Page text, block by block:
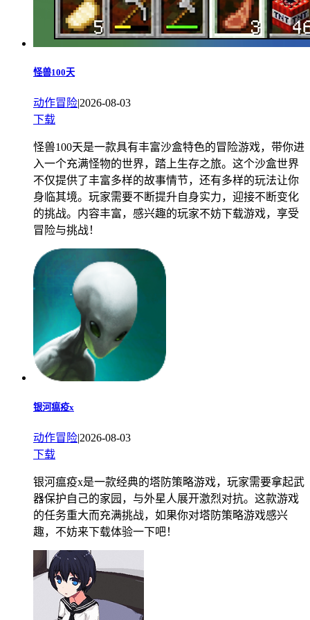
怪兽100天
动作冒险|2026-08-03
下载
怪兽100天是一款具有丰富沙盒特色的冒险游戏，带你进
入一个充满怪物的世界，踏上生存之旅。这个沙盒世界
不仅提供了丰富多样的故事情节，还有多样的玩法让你
身临其境。玩家需要不断提升自身实力，迎接不断变化
的挑战。内容丰富，感兴趣的玩家不妨下载游戏，享受
冒险与挑战！
银河瘟疫x
动作冒险|2026-08-03
下载
银河瘟疫x是一款经典的塔防策略游戏，玩家需要拿起武
器保护自己的家园，与外星人展开激烈对抗。这款游戏
的任务重大而充满挑战，如果你对塔防策略游戏感兴
趣，不妨来下载体验一下吧！